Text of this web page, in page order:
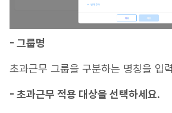
- 그룹명
초과근무 그룹을 구분하는 명칭을 입
- 초과근무 적용 대상을 선택하세요.